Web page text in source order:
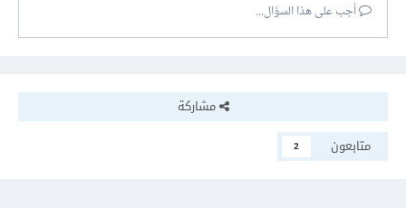
أجب على هذا السؤال...
مشاركة
متابعون
2